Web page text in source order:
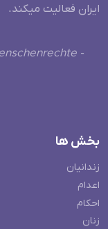
ایران فعالیت میکند.
-
بخش ها
زندانیان
اعدام
احکام
زنان